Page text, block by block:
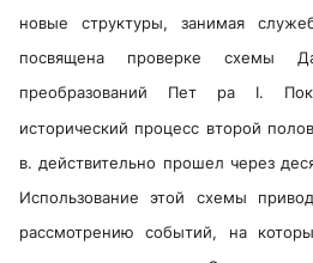
новые структуры, занимая
посвящена проверке схемы
преобразований Пет ра I.
исторический процесс второй
в. действительно прошел через
Использование этой схемы
рассмотрению событий, на